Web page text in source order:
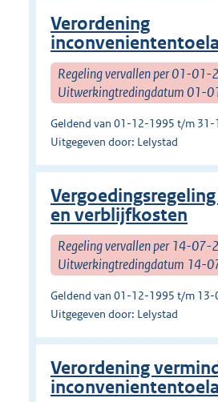
Verordening
Regeling vervallen per 01-01-
Uitwerkingtredingdatum 01-
Geldend van 01-12-1995 t/m
Uitgegeven door: Lelystad
en verblijfkosten
Regeling vervallen per 14-07-
Uitwerkingtredingdatum 14-
Geldend van 01-12-1995 t/m
Uitgegeven door: Lelystad
Verordening